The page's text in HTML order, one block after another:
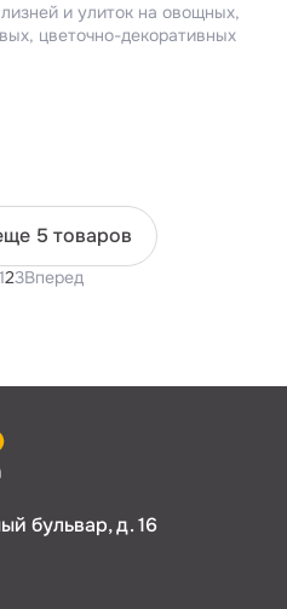
и улиток на овощных,
цветочно-декоративных
5 товаров
23Вперед
бульвар, д. 16